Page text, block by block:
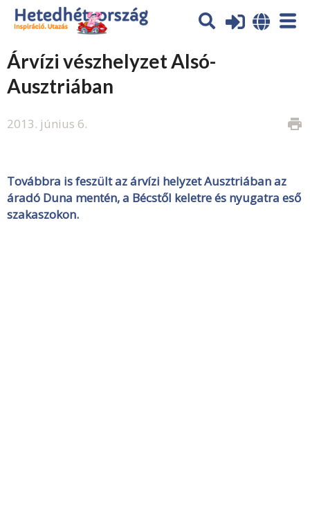
Árvízi vészhelyzet Alsó-
Ausztriában
2013. június 6. print
Továbbra is feszült az árvízi helyzet Ausztriában az
áradó Duna mentén, a Bécstől keletre és nyugatra eső
szakaszokon.